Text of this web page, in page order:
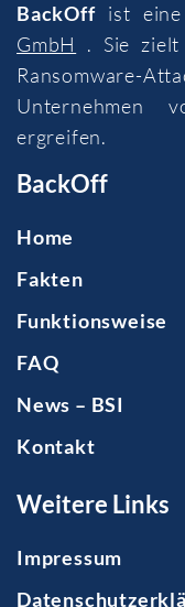
BackOffist eine
GmbH
. Sie
Ransomware-
Unternehmen
ergreifen.
BackOff
Home
Fakten
Funktionsweise
FAQ
News – BSI
Kontakt
Weitere Links
Impressum